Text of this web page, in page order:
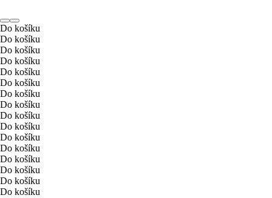
Do košíku
Do košíku
Do košíku
Do košíku
Do košíku
Do košíku
Do košíku
Do košíku
Do košíku
Do košíku
Do košíku
Do košíku
Do košíku
Do košíku
Do košíku
Do košíku